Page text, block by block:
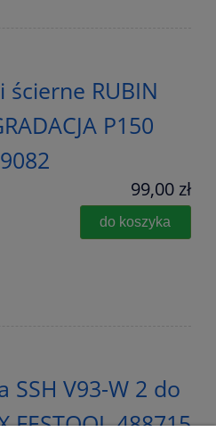
ścierne RUBIN
P150
99,00 zł
do koszyka
SSH V93-W 2 do
FESTOOL 488715